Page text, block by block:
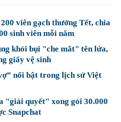
viên gạch thưởng Tết, chia
sinh viên mỗi năm
khói bụi "che mắt" tên lửa,
giấy vệ sinh
nổi bật trong lịch sử Việt
"giải quyết" xong gói 30.000
Snapchat